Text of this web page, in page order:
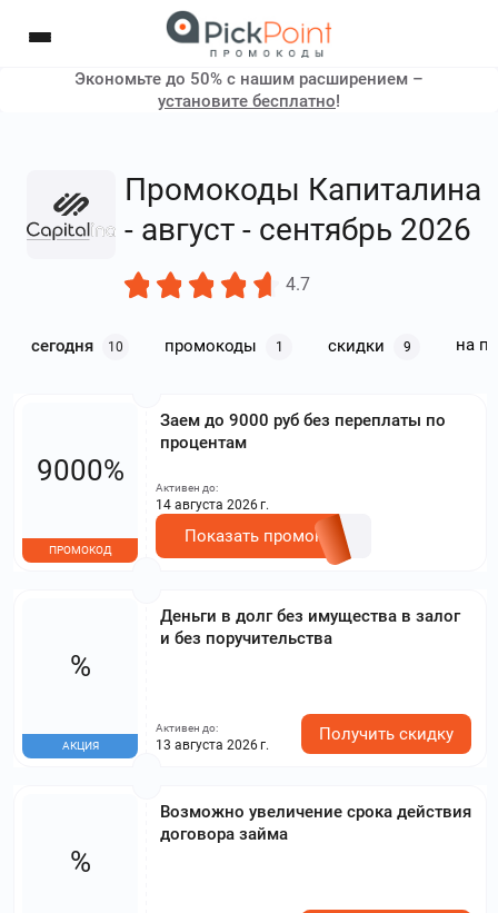
Экономьте до 50% с нашим расширением –
установите бесплатно!
Промокоды Капиталина
- август - сентябрь 2026
4.7
сегодня 10 промокоды 1 скидки 9 на
Заем до 9000 руб без переплаты по
процентам
9000%
ПРОМОКОД
Активен до:
14 августа 2026 г.
Показать промокод
Деньги в долг без имущества в залог
и без поручительства
%
АКЦИЯ
Активен до:
13 августа 2026 г.
Получить скидку
Возможно увеличение срока действия
договора займа
%